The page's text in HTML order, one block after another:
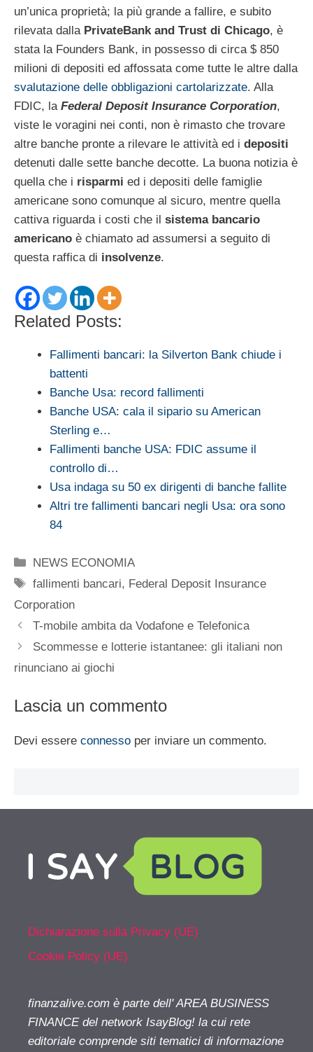
un’unica proprietà; la più grande a fallire, e subito
rilevata dallaPrivateBank and Trust di Chicago, è
stata la Founders Bank, in possesso di circa $ 850
milioni di depositi ed affossata come tutte le altre dalla
svalutazione delle obbligazioni cartolarizzate. Alla
FDIC, la Federal Deposit Insurance Corporation,
viste le voragini nei conti, non è rimasto che trovare
altre banche pronte a rilevare le attività ed i depositi
detenuti dalle sette banche decotte. La buona notizia è
quella che i risparmi ed i depositi delle famiglie
americane sono comunque al sicuro, mentre quella
cattiva riguarda i costi che il sistema bancario
americano è chiamato ad assumersi a seguito di
questa raffica di insolvenze.
Related Posts:
Fallimenti bancari: la Silverton Bank chiude i
battenti
Banche Usa: record fallimenti
Banche USA: cala il sipario su American
Sterling e…
Fallimenti banche USA: FDIC assume il
controllo di…
Usa indaga su 50 ex dirigenti di banche fallite
Altri tre fallimenti bancari negli Usa: ora sono
84
Categorie
NEWS ECONOMIA
Tag
fallimenti bancari, Federal Deposit Insurance
Corporation
T-mobile ambita da Vodafone e Telefonica
Scommesse e lotterie istantanee: gli italiani non
rinunciano ai giochi
Lascia un commento
Devi essere connesso per inviare un commento.
Dichiarazione sulla Privacy (UE)
Cookie Policy (UE)
finanzalive.com è parte dell' AREA BUSINESS
FINANCE del network IsayBlog! la cui rete
editoriale comprende siti tematici di informazione